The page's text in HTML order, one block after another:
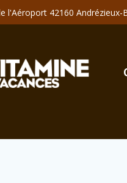
l'Aéroport 42160 Andrézieux-